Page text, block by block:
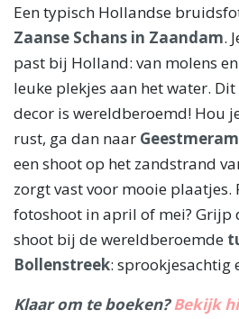
Een typisch Hollandse
Zaanse Schans in Zaandam.
past bij Holland: van molens
leuke plekjes aan het water.
decor is wereldberoemd! Hou
rust, ga dan naar
een shoot op het zandstrand
zorgt vast voor mooie plaatjes.
fotoshoot in april of mei? Grijp
shoot bij de wereldberoemde
Bollenstreek: sprookjesachtig
Klaar om te boeken?Bekijk